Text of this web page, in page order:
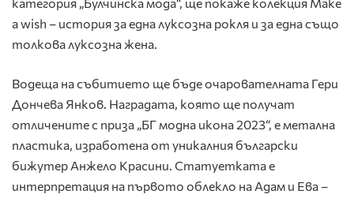
a wish – история за една луксозна рокля и за една също
толкова луксозна жена.
Водеща на събитието ще бъде очарователната Гери
Дончева Янков. Наградата, която ще получат
отличените с приза „БГ модна икона 2023“, е метална
пластика, изработена от уникалния български
бижутер Анжело Красини. Статуетката е
интерпретация на първото облекло на Адам и Ева –